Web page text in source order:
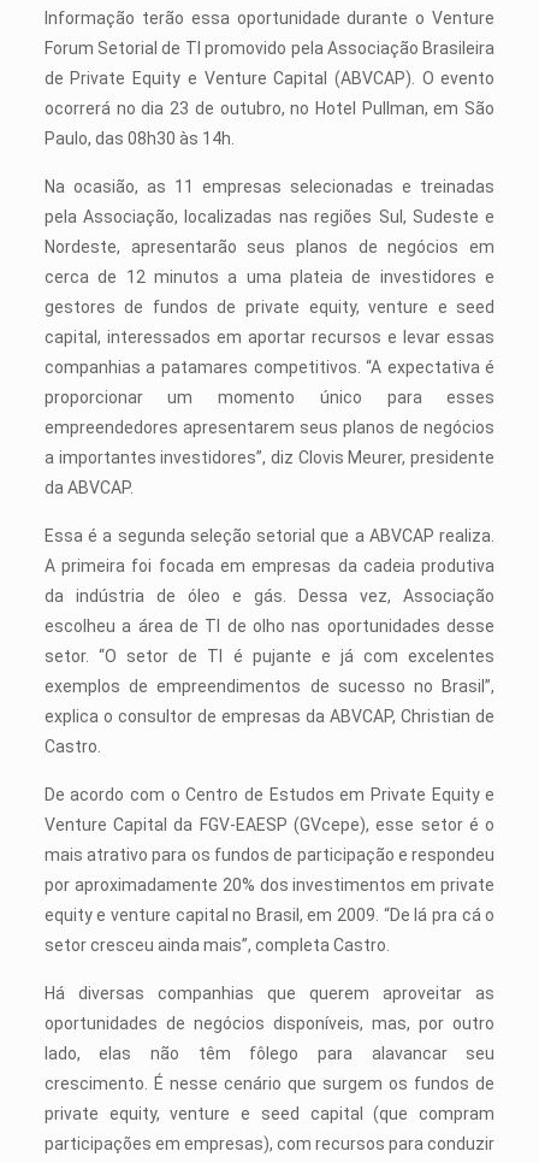
Informação terão essa oportunidade durante o Venture
Forum Setorial de TI promovido pela Associação Brasileira
de Private Equity e Venture Capital (ABVCAP). O evento
ocorrerá no dia 23 de outubro, no Hotel Pullman, em São
Paulo, das 08h30 às 14h.
Na ocasião, as 11 empresas selecionadas e treinadas
pela Associação, localizadas nas regiões Sul, Sudeste e
Nordeste, apresentarão seus planos de negócios em
cerca de 12 minutos a uma plateia de investidores e
gestores de fundos de private equity, venture e seed
capital, interessados em aportar recursos e levar essas
companhias a patamares competitivos. “A expectativa é
proporcionar um momento único para esses
empreendedores apresentarem seus planos de negócios
a importantes investidores”, diz Clovis Meurer, presidente
da ABVCAP.
Essa é a segunda seleção setorial que a ABVCAP realiza.
A primeira foi focada em empresas da cadeia produtiva
da indústria de óleo e gás. Dessa vez, Associação
escolheu a área de TI de olho nas oportunidades desse
setor. “O setor de TI é pujante e já com excelentes
exemplos de empreendimentos de sucesso no Brasil”,
explica o consultor de empresas da ABVCAP, Christian de
Castro.
De acordo com o Centro de Estudos em Private Equity e
Venture Capital da FGV-EAESP (GVcepe), esse setor é o
mais atrativo para os fundos de participação e respondeu
por aproximadamente 20% dos investimentos em private
equity e venture capital no Brasil, em 2009. “De lá pra cá o
setor cresceu ainda mais”, completa Castro.
Há diversas companhias que querem aproveitar as
oportunidades de negócios disponíveis, mas, por outro
lado, elas não têm fôlego para alavancar seu
crescimento. É nesse cenário que surgem os fundos de
private equity, venture e seed capital (que compram
participações em empresas), com recursos para conduzir